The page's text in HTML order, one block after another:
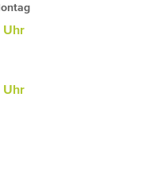
Uhr
Uhr